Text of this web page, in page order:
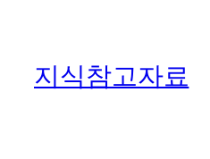
지식참고자료